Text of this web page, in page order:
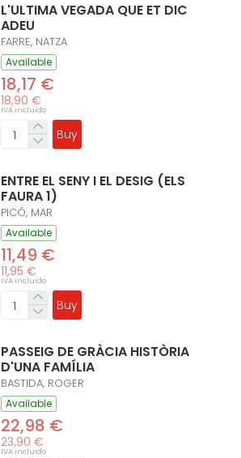
L'ULTIMA VEGADA QUE ET DIC
ADEU
FARRE, NATZA
Available
18,17 €
18,90 €
IVA incluido
Buy
ENTRE EL SENY I EL DESIG (ELS
FAURA 1)
PICÓ, MAR
Available
11,49 €
11,95 €
IVA incluido
Buy
PASSEIG DE GRÀCIA HISTÒRIA
D'UNA FAMÍLIA
BASTIDA, ROGER
Available
22,98 €
23,90 €
IVA incluido